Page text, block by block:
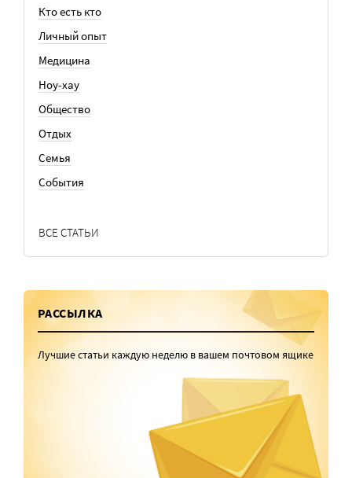
Кто есть кто
Личный опыт
Медицина
Ноу-хау
Общество
Отдых
Семья
События
ВСЕ СТАТЬИ
РАССЫЛКА
Лучшие статьи каждую неделю в вашем почтовом ящике